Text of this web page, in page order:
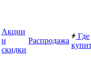
Акции
и
скидки
Распродажа
Где